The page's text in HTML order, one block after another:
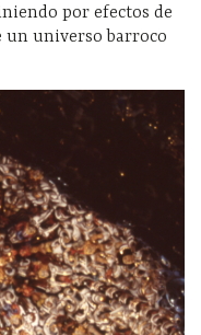
por efectos de
universo barroco